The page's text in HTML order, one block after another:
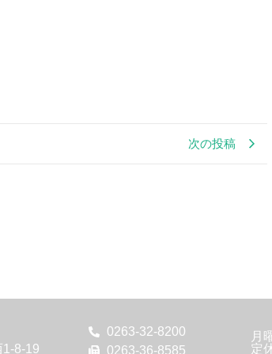
次の投稿
8-19
0263-32-8200
0263-36-8585
月
定